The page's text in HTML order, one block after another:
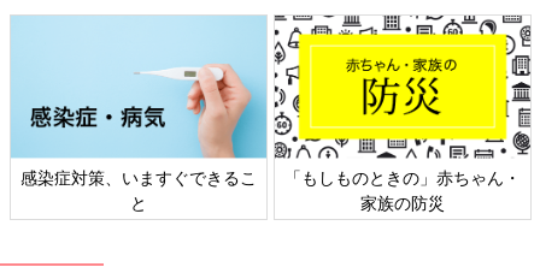
感染症対策、いますぐできるこ
と
「もしものときの」赤ちゃん・
家族の防災